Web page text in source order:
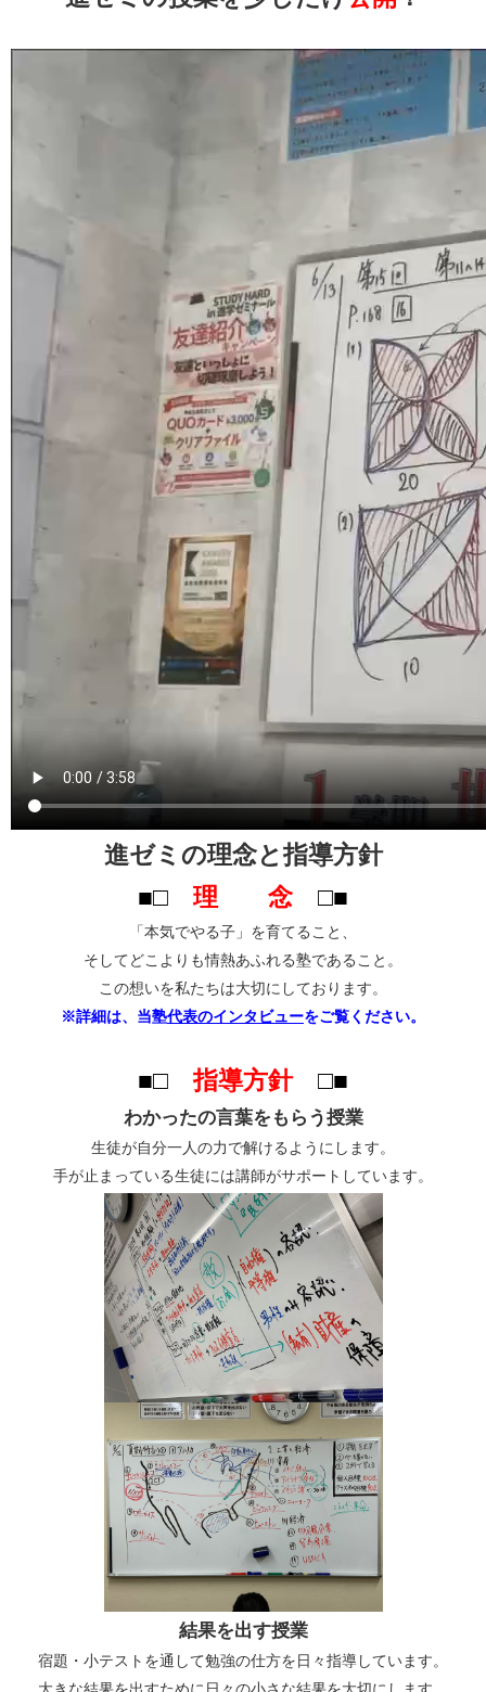
進ゼミの理念と指導方針
■□理 念□■
「本気でやる子」を育てること、
そしてどこよりも情熱あふれる塾であること。
この想いを私たちは大切にしております。
※詳細は、当塾代表のインタビューをご覧ください。
■□指導方針□■
わかったの言葉をもらう授業
生徒が自分一人の力で解けるようにします。
手が止まっている生徒には講師がサポートしています。
結果を出す授業
宿題・小テストを通して勉強の仕方を日々指導しています。
大きな結果を出すために日々の小さな結果を大切にします。